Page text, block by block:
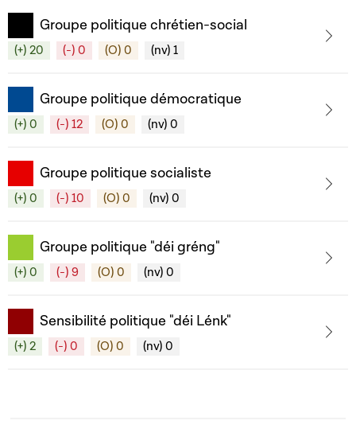
Groupe politique chrétien-social
(+) 20 (-) 0 (O) 0 (nv) 1
Groupe politique démocratique
(+) 0 (-) 12 (O) 0 (nv) 0
Groupe politique socialiste
(+) 0 (-) 10 (O) 0 (nv) 0
Groupe politique "déi gréng"
(+) 0 (-) 9 (O) 0 (nv) 0
Sensibilité politique "déi Lénk"
(+) 2 (-) 0 (O) 0 (nv) 0